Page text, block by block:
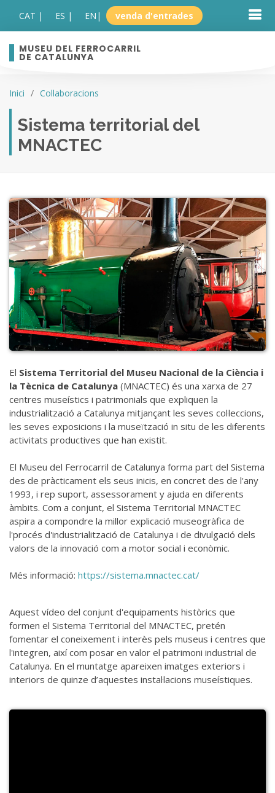
CAT | ES | EN | venda d'entrades
MUSEU DEL FERROCARRIL
DE CATALUNYA
Inici Col·laboracions
Sistema territorial del
MNACTEC
El Sistema Territorial del Museu Nacional de la Ciència i
la Tècnica de Catalunya (MNACTEC) és una xarxa de 27
centres museístics i patrimonials que expliquen la
industrialització a Catalunya mitjançant les seves col·leccions,
les seves exposicions i la museïtzació in situ de les diferents
activitats productives que han existit.
El Museu del Ferrocarril de Catalunya forma part del Sistema
des de pràcticament els seus inicis, en concret des de l'any
1993, i rep suport, assessorament y ajuda en diferents
àmbits. Com a conjunt, el Sistema Territorial MNACTEC
aspira a compondre la millor explicació museogràfica de
l'procés d'industrialització de Catalunya i de divulgació dels
valors de la innovació com a motor social i econòmic.
Més informació: https://sistema.mnactec.cat/
Aquest vídeo del conjunt d'equipaments històrics que
formen el Sistema Territorial del MNACTEC, pretén
fomentar el coneixement i interès pels museus i centres que
l'integren, així com posar en valor el patrimoni industrial de
Catalunya. En el muntatge apareixen imatges exteriors i
interiors de quinze d’aquestes instal·lacions museístiques.